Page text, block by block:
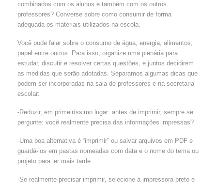
combinados com os alunos e também com os outros
professores? Converse sobre como consumir de forma
adequada os materiais utilizados na escola.
Você pode falar sobre o consumo de água, energia, alimentos,
papel entre outros. Para isso, organize uma plenária para
estudar, discutir e resolver certas questões, e juntos decidirem
as medidas que serão adotadas. Separamos algumas dicas que
podem ser incorporadas na sala de professores e na secretaria
escolar:
-Reduzir, em primeiríssimo lugar: antes de imprimir, sempre se
pergunte: você realmente precisa das informações impressas?
-Uma boa alternativa é “imprimir” ou salvar arquivos em PDF e
guardá-los em pastas nomeadas com data e o nome do tema ou
projeto para ler mais tarde.
-Se realmente precisar imprimir, selecione a impressora preto e